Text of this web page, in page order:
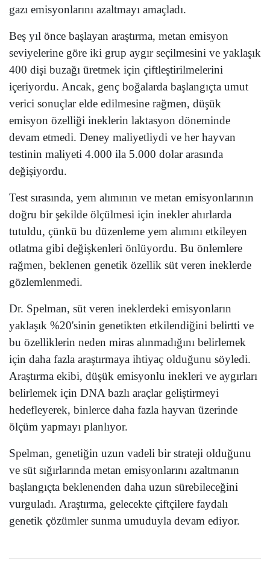
gazı emisyonlarını azaltmayı amaçladı.
Beş yıl önce başlayan araştırma, metan emisyon
seviyelerine göre iki grup aygır seçilmesini ve yaklaşık
400 dişi buzağı üretmek için çiftleştirilmelerini
içeriyordu. Ancak, genç boğalarda başlangıçta umut
verici sonuçlar elde edilmesine rağmen, düşük
emisyon özelliği ineklerin laktasyon döneminde
devam etmedi. Deney maliyetliydi ve her hayvan
testinin maliyeti 4.000 ila 5.000 dolar arasında
değişiyordu.
Test sırasında, yem alımının ve metan emisyonlarının
doğru bir şekilde ölçülmesi için inekler ahırlarda
tutuldu, çünkü bu düzenleme yem alımını etkileyen
otlatma gibi değişkenleri önlüyordu. Bu önlemlere
rağmen, beklenen genetik özellik süt veren ineklerde
gözlemlenmedi.
Dr. Spelman, süt veren ineklerdeki emisyonların
yaklaşık %20'sinin genetikten etkilendiğini belirtti ve
bu özelliklerin neden miras alınmadığını belirlemek
için daha fazla araştırmaya ihtiyaç olduğunu söyledi.
Araştırma ekibi, düşük emisyonlu inekleri ve aygırları
belirlemek için DNA bazlı araçlar geliştirmeyi
hedefleyerek, binlerce daha fazla hayvan üzerinde
ölçüm yapmayı planlıyor.
Spelman, genetiğin uzun vadeli bir strateji olduğunu
ve süt sığırlarında metan emisyonlarını azaltmanın
başlangıçta beklenenden daha uzun sürebileceğini
vurguladı. Araştırma, gelecekte çiftçilere faydalı
genetik çözümler sunma umuduyla devam ediyor.